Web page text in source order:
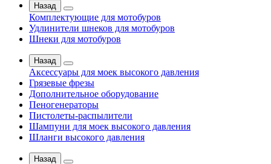
Назад
Комплектующие для мотобуров
Удлинители шнеков для мотобуров
Шнеки для мотобуров
Назад
Аксессуары для моек высокого давления
Грязевые фрезы
Дополнительное оборудование
Пеногенераторы
Пистолеты-распылители
Шампуни для моек высокого давления
Шланги высокого давления
Назад